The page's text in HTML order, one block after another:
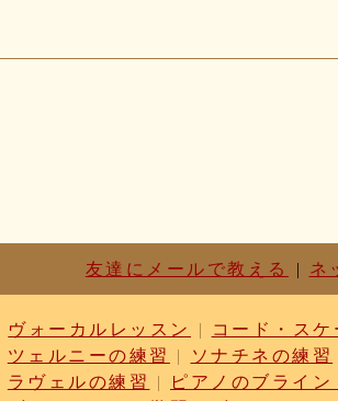
d4f92dc6f9 c81b0593c1
b77b06e8c8 b6c669ff01
87fe98e89a 8247dd5d17
56dc16e387 51b2dae66f
f49c4744b8 e5442af73b
友達にメールで教える | ネ
ヴォーカルレッスン | コード・スケ
ツェルニーの練習 | ソナチネの練習
ラヴェルの練習 | ピアノのブライン